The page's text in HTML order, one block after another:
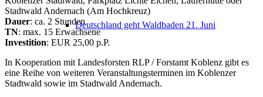
Deutschland geht Waldbaden 21. Juni
Stadtwald Andernach (Am Hochkreuz)
Dauer: ca. 2 Stunden
TN: max. 15 Erwachsene
Investition: EUR 25,00 p.P.
In Kooperation mit Landesforsten RLP / Forstamt Koblenz gibt es
eine Reihe von weiteren Veranstaltungsterminen im Koblenzer
Stadtwald sowie im Stadtwald Andernach.